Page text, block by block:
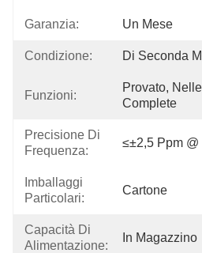
Garanzia: Un Mese
Condizione: Di Seconda
Funzioni:
Provato,
Complete
Precisione Di
Frequenza:
≤±2,5 Ppm @
Imballaggi
Particolari:
Cartone
Capacità Di
Alimentazione:
In Magazzino